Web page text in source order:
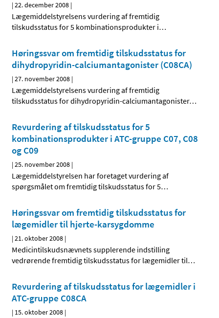
|22. december 2008 |
Lægemiddelstyrelsens vurdering af fremtidig
tilskudsstatus for 5 kombinationsprodukter i…
Høringssvar om fremtidig tilskudsstatus for
dihydropyridin-calciumantagonister (C08CA)
|27. november 2008 |
Lægemiddelstyrelsens vurdering af fremtidig
tilskudsstatus for dihydropyridin-calciumantagonister…
Revurdering af tilskudsstatus for 5
kombinationsprodukter i ATC-gruppe C07, C08
og C09
|25. november 2008 |
Lægemiddelstyrelsen har foretaget vurdering af
spørgsmålet om fremtidig tilskudsstatus for 5…
Høringssvar om fremtidig tilskudsstatus for
lægemidler til hjerte-karsygdomme
|21. oktober 2008 |
Medicintilskudsnævnets supplerende indstilling
vedrørende fremtidig tilskudsstatus for lægemidler til…
Revurdering af tilskudsstatus for lægemidler i
ATC-gruppe C08CA
| 15. oktober 2008 |